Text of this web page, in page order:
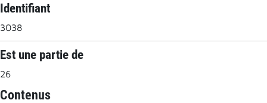
Identifiant
3038
Est une partie de
26
Contenus